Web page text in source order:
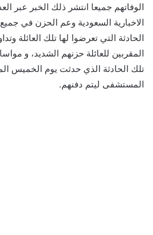
الوفاتهم جميعا انتشر ذلك الخبر عبر
الاخبارية السعودية وعم الحزن في
الحادثة التي تعرضوا لها تلك العائلة
المقربين للعائلة حزنهم الشديد، و
تلك الحادثة الذي حدثت يوم الخميس
المستشفى ليتم دفنهم.